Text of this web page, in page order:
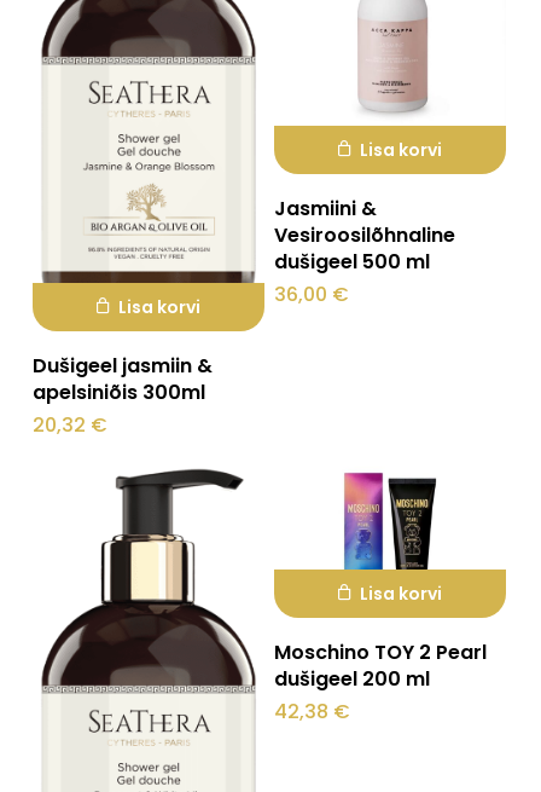
Ostukorvis ei ole tooteid.
Lisa korvi
Dušigeel jasmiin &
apelsiniõis 300ml
20,32 €
Lisa korvi
Jasmiini &
Vesiroosilõhnaline
dušigeel 500 ml
36,00 €
Lisa korvi
Moschino TOY 2 Pearl
dušigeel 200 ml
42,38 €